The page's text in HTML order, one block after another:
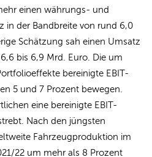
einen währungs- und
in der Bandbreite von rund 6,0
Schätzung sah einen Umsatz
bis 6,9 Mrd. Euro. Die um
bereinigte EBIT-
5 und 7 Prozent bewegen.
eine bereinigte EBIT-
Nach den jüngsten
Fahrzeugproduktion im
22 um mehr als 8 Prozent